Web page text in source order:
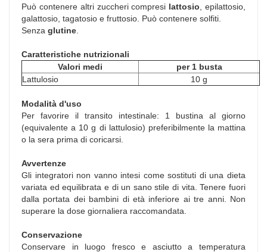
Può contenere altri zuccheri compresi lattosio , epilattosio,
galattosio, tagatosio e fruttosio. Può contenere solfiti.
Senza glutine
Caratteristiche nutrizionali
Valori medi
per 1 busta
Lattulosio
10 g
Modalità d'uso
Per favorire il transito intestinale: 1 bustina al giorno
(equivalente a 10 g di lattulosio) preferibilmente la mattina
o la sera prima di coricarsi.
Avvertenze
Gli integratori non vanno intesi come sostituti di una dieta
variata ed equilibrata e di un sano stile di vita. Tenere fuori
dalla portata dei bambini di età inferiore ai tre anni. Non
superare la dose giornaliera raccomandata.
Conservazione
Conservare in luogo fresco e asciutto a temperatura